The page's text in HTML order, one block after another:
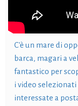
C'è un mare di
barca, magari a
fantastico per
i video
interessate a